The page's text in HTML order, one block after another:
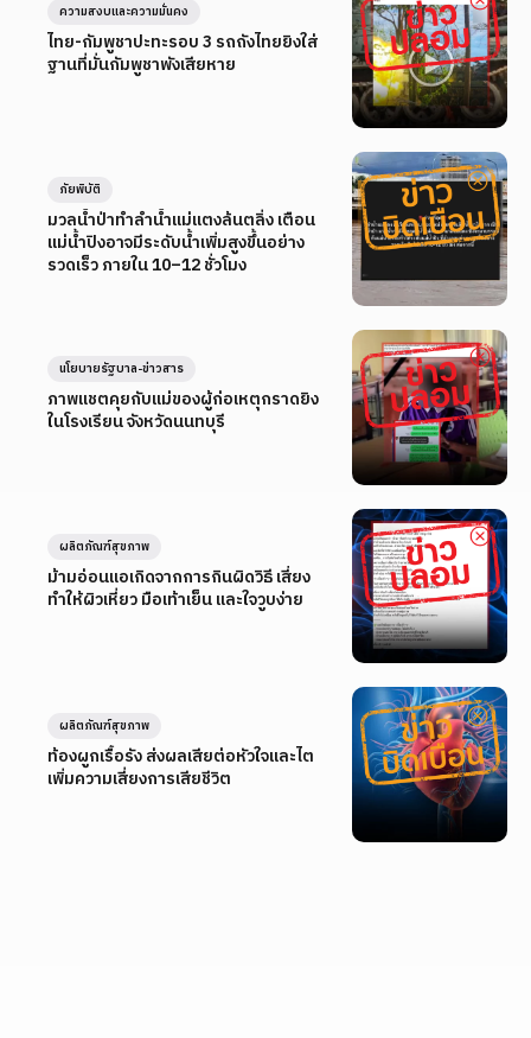
ไทย-กัมพูชาปะทะรอบ 3 รถถังไทยยิงใส่
ฐานที่มั่นกัมพูชาพังเสียหาย
ความสงบและความมั่นคง
มวลน้ำป่าทำลำน้ำแม่แตงล้นตลิ่ง เตือน
แม่น้ำปิงอาจมีระดับน้ำเพิ่มสูงขึ้นอย่าง
รวดเร็ว ภายใน 10–12 ชั่วโมง
ภัยพิบัติ
ภาพแชตคุยกับแม่ของผู้ก่อเหตุกราดยิง
ในโรงเรียน จังหวัดนนทบุรี
นโยบายรัฐบาล-ข่าวสาร
ม้ามอ่อนแอเกิดจากการกินผิดวิธี เสี่ยง
ทำให้ผิวเหี่ยว มือเท้าเย็น และใจวูบง่าย
ผลิตภัณฑ์สุขภาพ
ท้องผูกเรื้อรัง ส่งผลเสียต่อหัวใจและไต
เพิ่มความเสี่ยงการเสียชีวิต
ผลิตภัณฑ์สุขภาพ